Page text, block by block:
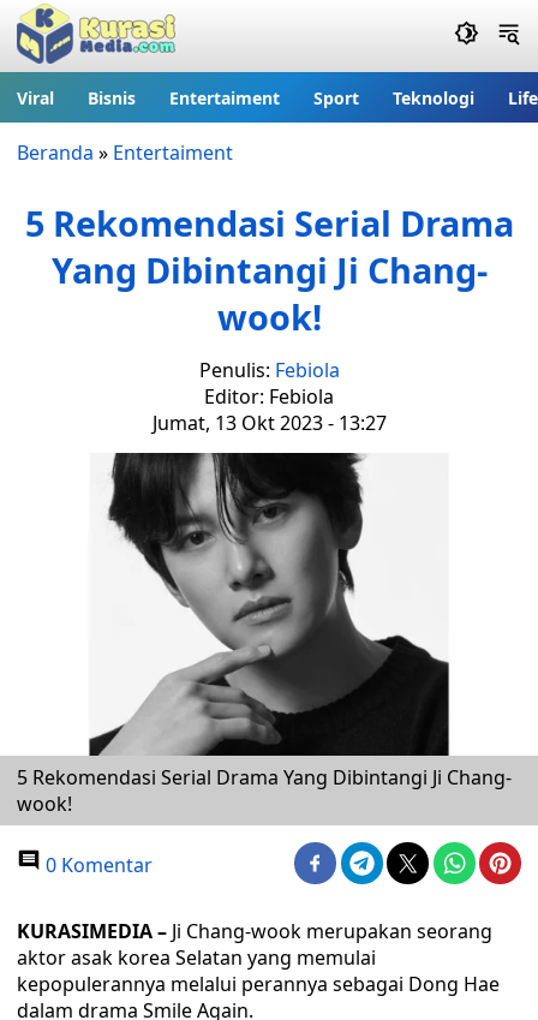
Viral Bisnis Entertaiment Sport Teknologi
Beranda » Entertaiment
5 Rekomendasi Serial Drama
Yang Dibintangi Ji Chang-
wook!
Penulis: Febiola
Editor: Febiola
Jumat, 13 Okt 2023 - 13:27
5 Rekomendasi Serial Drama Yang Dibintangi Ji Chang-
wook!
0 Komentar
KURASIMEDIA – Ji Chang-wook merupakan seorang
aktor asak korea Selatan yang memulai
kepopulerannya melalui perannya sebagai Dong Hae
dalam drama Smile Again.